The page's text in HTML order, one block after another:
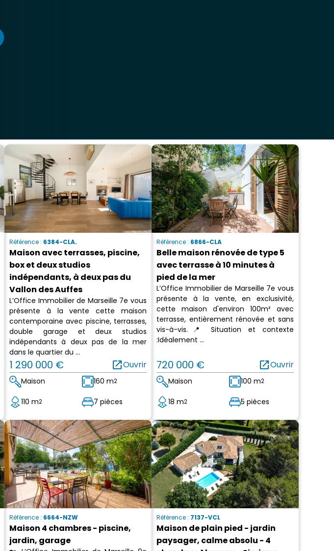
Référence : 6384-CLA.
Maison avec terrasses, piscine,
box et deux studios
indépendants, à deux pas du
Vallon des Auffes
L’Office Immobilier de Marseille 7e vous
présente à la vente cette maison
contemporaine avec piscine, terrasses,
double garage et deux studios
indépendants à deux pas de la mer
dans le quartier du ...
1 290 000 € open_in_newOuvrir
Maison 160 m2
110 m2 7 pièces
Référence : 6866-CLA
Belle maison rénovée de type 5
avec terrasse à 10 minutes à
pied de la mer
L’Office Immobilier de Marseille 7e vous
présente à la vente, en exclusivité,
cette maison d'environ 100m² avec
terrasse, entièrement rénovée et sans
vis-à-vis.📍 Situation et contexte
:Idéalement ...
720 000 € open_in_newOuvrir
Maison 100 m2
18 m2 5 pièces
Référence : 6664-NZW
Maison 4 chambres - piscine,
jardin, garage
Référence : 7137-VCL
Maison de plain pied - jardin
paysager, calme absolu - 4